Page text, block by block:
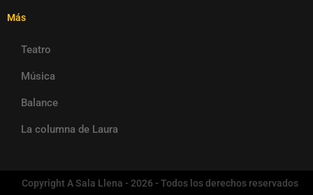
Más
Teatro
Música
Balance
La columna de Laura
Copyright A Sala Llena - 2026 - Todos los derechos reservados